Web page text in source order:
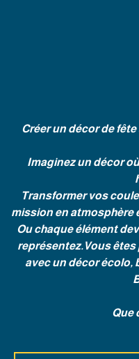
Créer un décor de
Imaginez un décor
Transformer vos
mission en atmosphère
Ou chaque élément
représentez.Vous êtes
avec un décor écolo,
Que